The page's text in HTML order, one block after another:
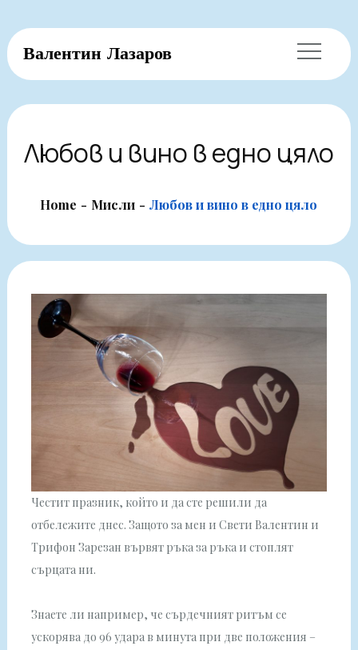
Skip
to
content
Валентин Лазаров
Любов и вино в едно цяло
Home Мисли Любов и вино в едно цяло
Честит празник, който и да сте решили да
отбележите днес. Защото за мен и Свети Валентин и
Трифон Зарезан вървят ръка за ръка и стоплят
сърцата ни.
Знаете ли например, че сърдечният ритъм се
ускорява до 96 удара в минута при две положения –